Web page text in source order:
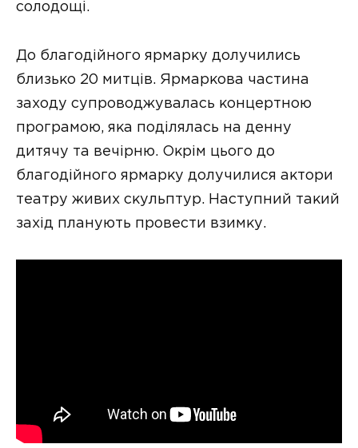
солодощі.
До благодійного ярмарку долучились
близько 20 митців. Ярмаркова частина
заходу супроводжувалась концертною
програмою, яка поділялась на денну
дитячу та вечірню. Окрім цього до
благодійного ярмарку долучилися актори
театру живих скульптур. Наступний такий
захід планують провести взимку.